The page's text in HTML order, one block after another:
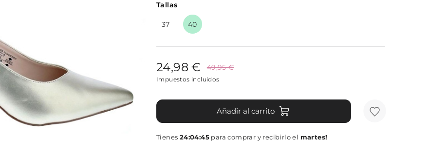
Tallas
37 40
24,98 € 49,95 €
Impuestos incluidos
Añadir al carrito
Tienes 24:04:44 para comprar y recibirlo el martes!